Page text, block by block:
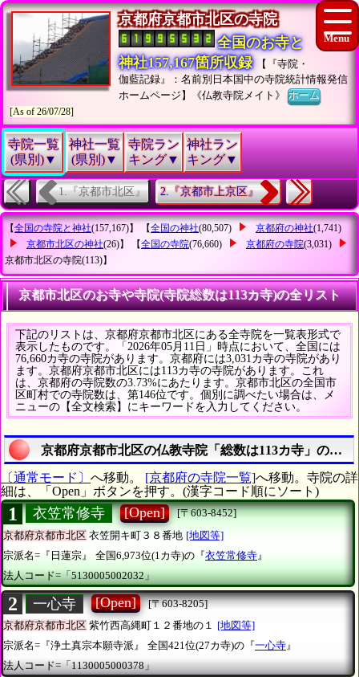
京都府京都市北区の寺院
全国のお寺と
神社157,167箇所収録
【『寺院・
伽藍記録』：名前別日本国中の寺院統計情報発信
ホームページ】《仏教寺院メイト》ホーム
[As of 26/07/28]
寺院一覧
(県別)▼
神社一覧
(県別)▼
寺院ラン
キング▼
神社ラン
キング▼
1.『京都市北区』 2.『京都市上京区』
【全国の寺院と神社(157,167)】 【全国の神社(80,507) 京都府の神社(1,741)
京都市北区の神社(26)】 【全国の寺院(76,660) 京都府の寺院(3,031)
京都市北区の寺院(113)】
京都市北区のお寺や寺院(寺院総数は113カ寺)の全リスト
下記のリストは、京都府京都市北区にある全寺院を一覧表形式で
表示したものです。「2026年05月11日」時点において、全国には
76,660カ寺の寺院があります。京都府には3,031カ寺の寺院があり
ます。京都府京都市北区には113カ寺の寺院があります。これ
は、京都府の寺院数の3.73%にあたります。京都市北区の全国市
区町村での寺院数は、第146位です。個別に調べたい場合は、メ
ニューの【全文検索】にキーワードを入力してください。
京都府京都市北区の仏教寺院「総数は113カ寺」のすべ
〔通常モード〕 へ移動。 [京都府の寺院一覧]へ移動。寺院の詳
細は、「Open」ボタンを押す。(漢字コード順にソート)
1 衣笠常修寺 [Open]
[〒603-8452]
京都府京都市北区 衣笠開キ町３８番地 [地図等]
宗派名=『日蓮宗』
全国6,973位(1カ寺)の『衣笠常修寺 』
法人コード=「5130005002032」
2 一心寺 [Open]
[〒603-8205]
京都府京都市北区 紫竹西高縄町１２番地の１ [地図等]
宗派名=『浄土真宗本願寺派』
全国421位(27カ寺)の『一心寺』
法人コード=「1130005000378」